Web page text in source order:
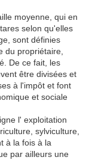
moyenne, qui en
selon qu'elles
sont définies
du propriétaire,
De ce fait, les
être divisées et
à l'impôt et font
et sociale
l' exploitation
sylviculture,
à la fois à la
par ailleurs une